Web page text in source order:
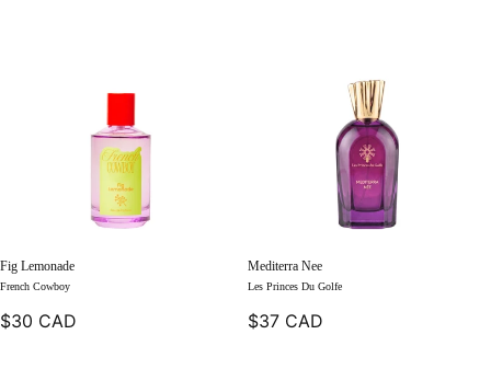
Fig Lemonade
French Cowboy
$30 CAD
Mediterra Nee
Les Princes Du Golfe
$37 CAD